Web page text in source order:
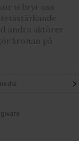
vi bryr oss
andra aktörer
kronan på